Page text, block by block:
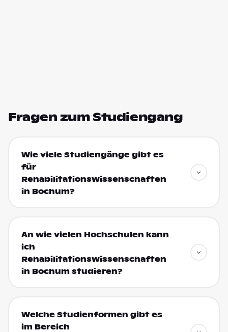
Fragen zum Studiengang
Wie viele Studiengänge gibt es
für
Rehabilitationswissenschaften
in Bochum?
An wie vielen Hochschulen kann
ich
Rehabilitationswissenschaften
in Bochum studieren?
Welche Studienformen gibt es
im Bereich